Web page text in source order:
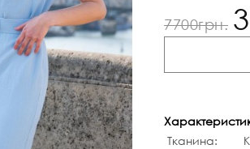
7700грн.
Тканина: